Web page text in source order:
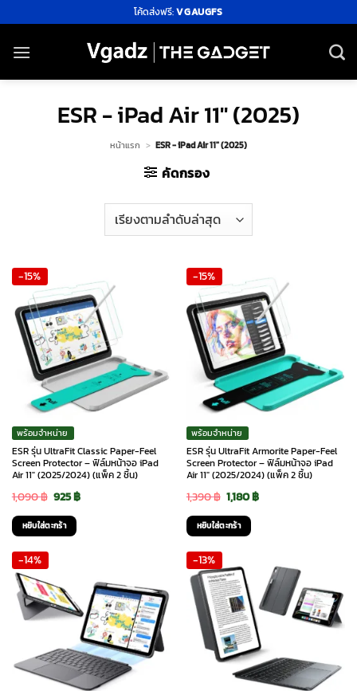
ไป
ยัง
โค้ดส่งฟรี:VGAUGFS
ESR - iPad Air 11" (2025)
หน้าแรก > ESR - iPad Air 11" (2025)
คัดกรอง
-15%
พร้อมจำหน่าย
ESR รุ่น UltraFit Classic Paper-Feel
Screen Protector – ฟิล์มหน้าจอ iPad
Air 11″ (2025/2024) (แพ็ค 2 ชิ้น)
1,090฿ Original
price
was:
925฿Current
หยิบใส่ตะกร้า
-15%
พร้อมจำหน่าย
ESR รุ่น UltraFit Armorite Paper-Feel
Screen Protector – ฟิล์มหน้าจอ iPad
Air 11″ (2025/2024) (แพ็ค 2 ชิ้น)
1,390฿ Original
price
was:
1,390 ฿.
1,180฿Current
1,180 ฿.
หยิบใส่ตะกร้า
-14% -13%